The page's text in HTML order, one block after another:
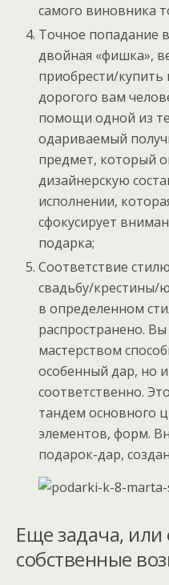
самого виновника
Точное попадание
двойная «фишка»,
приобрести/купить
дорогого вам
помощи одной из
одариваемый
предмет, который
дизайнерскую
исполнении,
сфокусирует
подарка;
Соответствие
свадьбу/крестины/
в определенном
распространено.
мастерством
особенный дар, но
соответственно.
тандем основного
элементов, форм.
подарок-дар,
Еще задача, или
собственные